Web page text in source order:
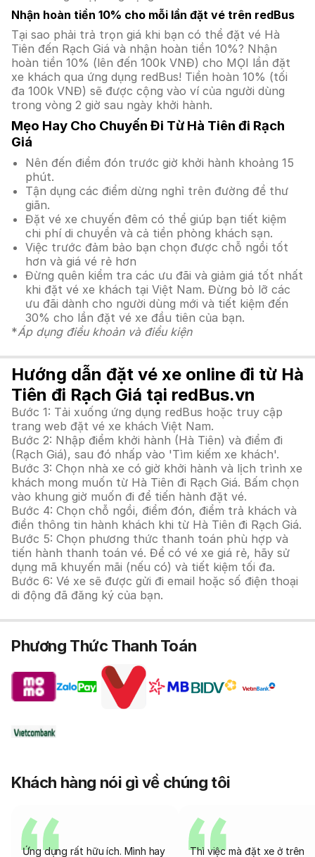
Nhận hoàn tiền 10% cho mỗi lần đặt vé trên redBus
Tại sao phải trả trọn giá khi bạn có thể đặt vé Hà
Tiên đến Rạch Giá và nhận hoàn tiền 10%? Nhận
hoàn tiền 10% (lên đến 100k VNĐ) cho MỌI lần đặt
xe khách qua ứng dụng redBus! Tiền hoàn 10% (tối
đa 100k VNĐ) sẽ được cộng vào ví của người dùng
trong vòng 2 giờ sau ngày khởi hành.
Mẹo Hay Cho Chuyến Đi Từ Hà Tiên đi Rạch
Giá
Nên đến điểm đón trước giờ khởi hành khoảng 15
phút.
Tận dụng các điểm dừng nghỉ trên đường để thư
giãn.
Đặt vé xe chuyến đêm có thể giúp bạn tiết kiệm
chi phí di chuyển và cả tiền phòng khách sạn.
Việc trước đảm bảo bạn chọn được chỗ ngồi tốt
hơn và giá vé rẻ hơn
Đừng quên kiểm tra các ưu đãi và giảm giá tốt nhất
khi đặt vé xe khách tại Việt Nam. Đừng bỏ lỡ các
ưu đãi dành cho người dùng mới và tiết kiệm đến
30% cho lần đặt vé xe đầu tiên của bạn.
*Áp dụng điều khoản và điều kiện
Hướng dẫn đặt vé xe online đi từ Hà
Tiên đi Rạch Giá tại redBus.vn
Bước 1: Tải xuống ứng dụng redBus hoặc truy cập
trang web đặt vé xe khách Việt Nam.
Bước 2: Nhập điểm khởi hành (Hà Tiên) và điểm đi
(Rạch Giá), sau đó nhấp vào 'Tìm kiếm xe khách'.
Bước 3: Chọn nhà xe có giờ khởi hành và lịch trình xe
khách mong muốn từ Hà Tiên đi Rạch Giá. Bấm chọn
vào khung giờ muốn đi để tiến hành đặt vé.
Bước 4: Chọn chỗ ngồi, điểm đón, điểm trả khách và
điền thông tin hành khách khi từ Hà Tiên đi Rạch Giá.
Bước 5: Chọn phương thức thanh toán phù hợp và
tiến hành thanh toán vé. Để có vé xe giá rẻ, hãy sử
dụng mã khuyến mãi (nếu có) và tiết kiệm tối đa.
Bước 6: Vé xe sẽ được gửi đi email hoặc số điện thoại
di động đã đăng ký của bạn.
Phương Thức Thanh Toán
Khách hàng nói gì về chúng tôi
Ứng dụng rất hữu ích. Mình hay
Thì việc mà đặt xe ở trên